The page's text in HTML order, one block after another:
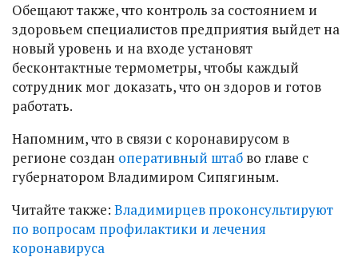
Обещают также, что контроль за состоянием и
здоровьем специалистов предприятия выйдет на
новый уровень и на входе установят
бесконтактные термометры, чтобы каждый
сотрудник мог доказать, что он здоров и готов
работать.
Напомним, что в связи с коронавирусом в
регионе создан оперативный штаб во главе с
губернатором Владимиром Сипягиным.
Читайте также: Владимирцев проконсультируют
по вопросам профилактики и лечения
коронавируса